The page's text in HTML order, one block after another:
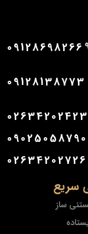
سریع
ساز
9 صبح تا 9 09128698266
09128138773
02634202423
09025058790
02634202726